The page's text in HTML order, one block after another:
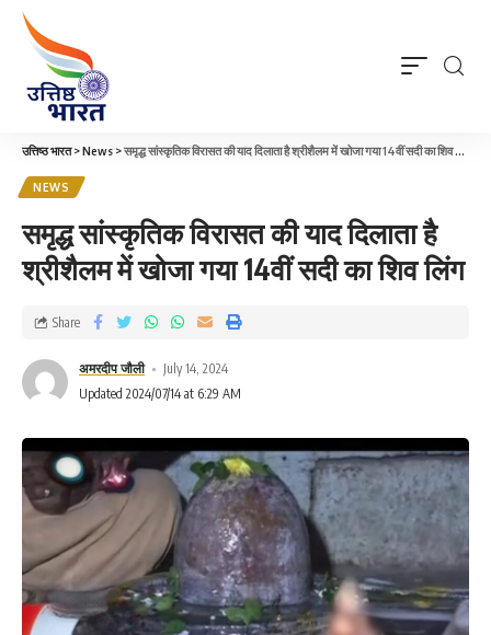
उत्तिष्ठ भारत>News >समृद्ध सांस्कृतिक विरासत की याद दिलाता है श्रीशैलम में खोजा गया 14वीं सदी का शिव लिंग
NEWS
समृद्ध सांस्कृतिक विरासत की याद दिलाता है
श्रीशैलम में खोजा गया 14वीं सदी का शिव लिंग
अमरदीप जौली
July 14, 2024
Updated 2024/07/14 at 6:29 AM
Share